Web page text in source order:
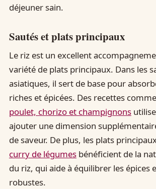
déjeuner sain.
Sautés et plats principaux
Le riz est un excellent
variété de plats principaux. Dans les
asiatiques, il sert de base pour
riches et épicées. Des recettes
poulet, chorizo et champignons
ajouter une dimension
de saveur. De plus, les plats
curry de légumesbénéficient de la
du riz, qui aide à équilibrer les épices
robustes.